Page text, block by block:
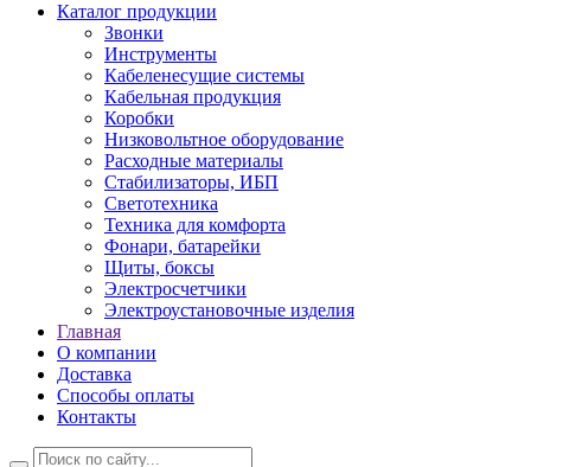
Каталог продукции
Звонки
Инструменты
Кабеленесущие системы
Кабельная продукция
Коробки
Низковольтное оборудование
Расходные материалы
Стабилизаторы, ИБП
Светотехника
Техника для комфорта
Фонари, батарейки
Щиты, боксы
Электросчетчики
Электроустановочные изделия
Главная
О компании
Доставка
Способы оплаты
Контакты